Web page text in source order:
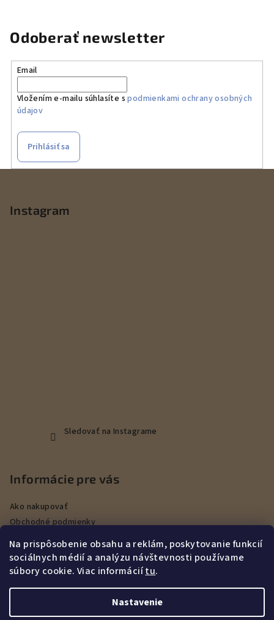
Na prispôsobenie obsahu a reklám, poskytovanie funkcií
sociálnych médií a analýzu návštevnosti používame
súbory cookie. Viac informáciítu.
Nastavenie
Odoberať newsletter
Email
Vložením e-mailu súhlasíte spodmienkami ochrany osobných
údajov
Prihlásiť sa
Instagram
Sledovať na Instagrame
Informácie pre vás
Ako nakupovať
Obchodné podmienky
Podmienky ochrany osobných údajov
Veľkoobchod
Kontakty